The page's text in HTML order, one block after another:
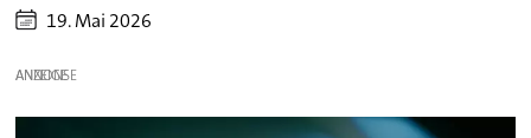
19. Mai 2026
ANZEIGE